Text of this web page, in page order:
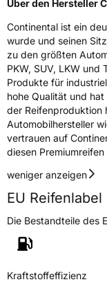
Über den Hersteller
Continental ist ein
wurde und seinen
zu den größten
PKW, SUV, LKW
Produkte für
hohe Qualität und
der Reifenproduktion
Automobilhersteller
vertrauen auf
diesen Premiumreifen
weniger anzeigen
EU Reifenlabel
Die Bestandteile des
Kraftstoffeffizienz